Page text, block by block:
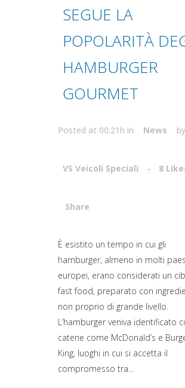
SEGUE LA
POPOLARITÀ
HAMBURGER
GOURMET
Posted at 00:21h in News by
VS Veicoli Speciali 8
Share
Attiva comando
È esistito un tempo in cui gli
hamburger, almeno in molti
europei, erano considerati un
fast food, preparato con
non proprio di grande livello.
L’hamburger veniva identificato
catene come McDonald’s e
King, luoghi in cui si accetta il
compromesso tra...